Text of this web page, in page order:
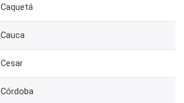
Caquetá
Cauca
Cesar
Córdoba